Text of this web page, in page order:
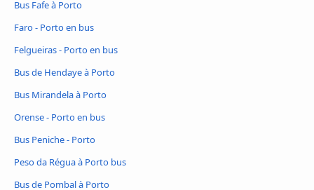
Bus Fafe à Porto
Faro - Porto en bus
Felgueiras - Porto en bus
Bus de Hendaye à Porto
Bus Mirandela à Porto
Orense - Porto en bus
Bus Peniche - Porto
Peso da Régua à Porto bus
Bus de Pombal à Porto